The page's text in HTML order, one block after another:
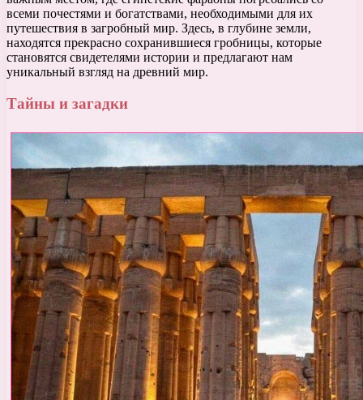
всеми почестями и богатствами, необходимыми для их
путешествия в загробный мир. Здесь, в глубине земли,
находятся прекрасно сохранившиеся гробницы, которые
становятся свидетелями истории и предлагают нам
уникальный взгляд на древний мир.
Тайны и загадки